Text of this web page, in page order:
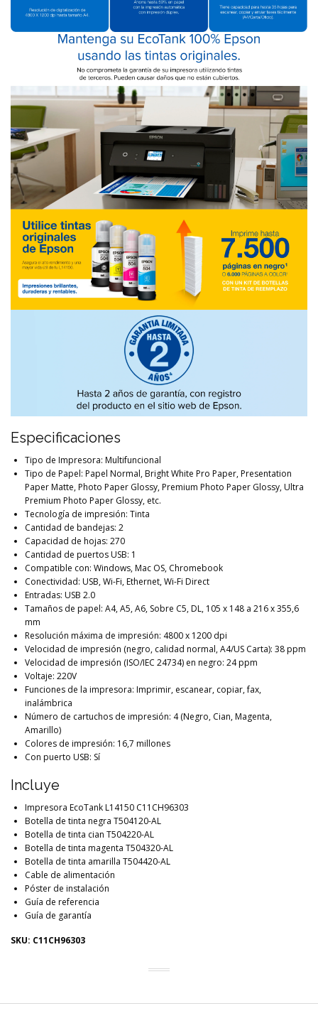
Especificaciones
Tipo de Impresora: Multifuncional
Tipo de Papel: Papel Normal, Bright White Pro Paper, Presentation
Paper Matte, Photo Paper Glossy, Premium Photo Paper Glossy, Ultra
Premium Photo Paper Glossy, etc.
Tecnología de impresión: Tinta
Cantidad de bandejas: 2
Capacidad de hojas: 270
Cantidad de puertos USB: 1
Compatible con: Windows, Mac OS, Chromebook
Conectividad: USB, Wi-Fi, Ethernet, Wi-Fi Direct
Entradas: USB 2.0
Tamaños de papel: A4, A5, A6, Sobre C5, DL, 105 x 148 a 216 x 355,6
mm
Resolución máxima de impresión: 4800 x 1200 dpi
Velocidad de impresión (negro, calidad normal, A4/US Carta): 38 ppm
Velocidad de impresión (ISO/IEC 24734) en negro: 24 ppm
Voltaje: 220V
Funciones de la impresora: Imprimir, escanear, copiar, fax,
inalámbrica
Número de cartuchos de impresión: 4 (Negro, Cian, Magenta,
Amarillo)
Colores de impresión: 16,7 millones
Con puerto USB: Sí
Incluye
Impresora EcoTank L14150 C11CH96303
Botella de tinta negra T504120-AL
Botella de tinta cian T504220-AL
Botella de tinta magenta T504320-AL
Botella de tinta amarilla T504420-AL
Cable de alimentación
Póster de instalación
Guía de referencia
Guía de garantía
SKU: C11CH96303